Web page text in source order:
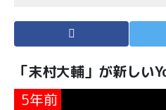
「末村大輔」が新し
5年前